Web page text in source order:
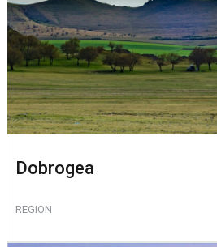
Dobrogea
REGION